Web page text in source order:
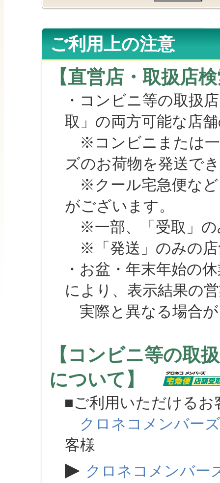
ご利用上の注意
【直営店・取扱店
・コンビニ等の取扱
取」の両方可能な店
※コンビニまたは一
ズのお荷物を発送で
※クール宅急便など
がございます。
※一部、「受取」の
※「発送」のみの店
・お盆・年末年始の
により、表示結果の
実際と異なる場合が
【コンビニ等の取
について】
■ご利用いただけるお
クロネコメンバーズ
客様
▶ クロネコメンバー